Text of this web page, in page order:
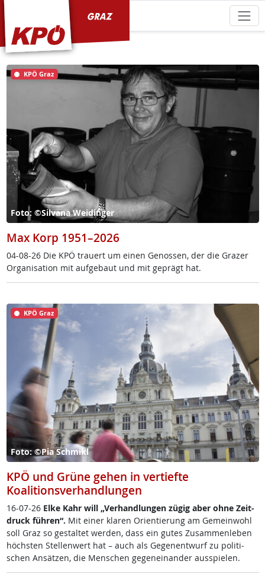
KPÖ Graz
Foto: ©Silvana Weidinger
Max Korp 1951–2026
04-08-26 Die KPÖ trau­ert um ei­nen Ge­nos­sen, der die Gra­zer
Or­ga­ni­sa­ti­on mit auf­ge­baut und mit ge­prägt hat.
KPÖ Graz
Foto: ©Pia Schmikl
KPÖ und Grüne gehen in vertiefte
Koalitionsverhandlungen
16-07-26 El­ke Kahr will „Ver­hand­lun­gen zü­g­ig aber oh­ne Zeit­
druck füh­r­en“. Mit ei­ner kla­ren Ori­en­tie­rung am Ge­mein­wohl
soll Graz so ge­stal­tet wer­den, dass ein gu­tes Zu­sam­men­le­ben
höchs­ten Stel­len­wert hat – auch als Ge­gen­ent­wurf zu po­li­ti­
schen An­sät­zen, die Men­schen ge­gen­ein­an­der aus­spie­len.